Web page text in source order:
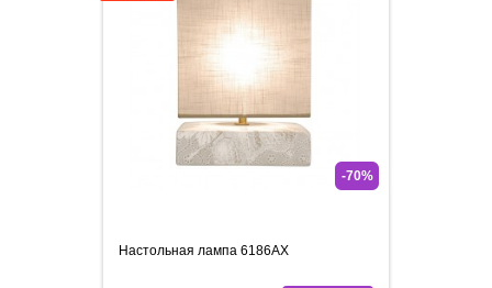
-70%
Настольная лампа 6186AX